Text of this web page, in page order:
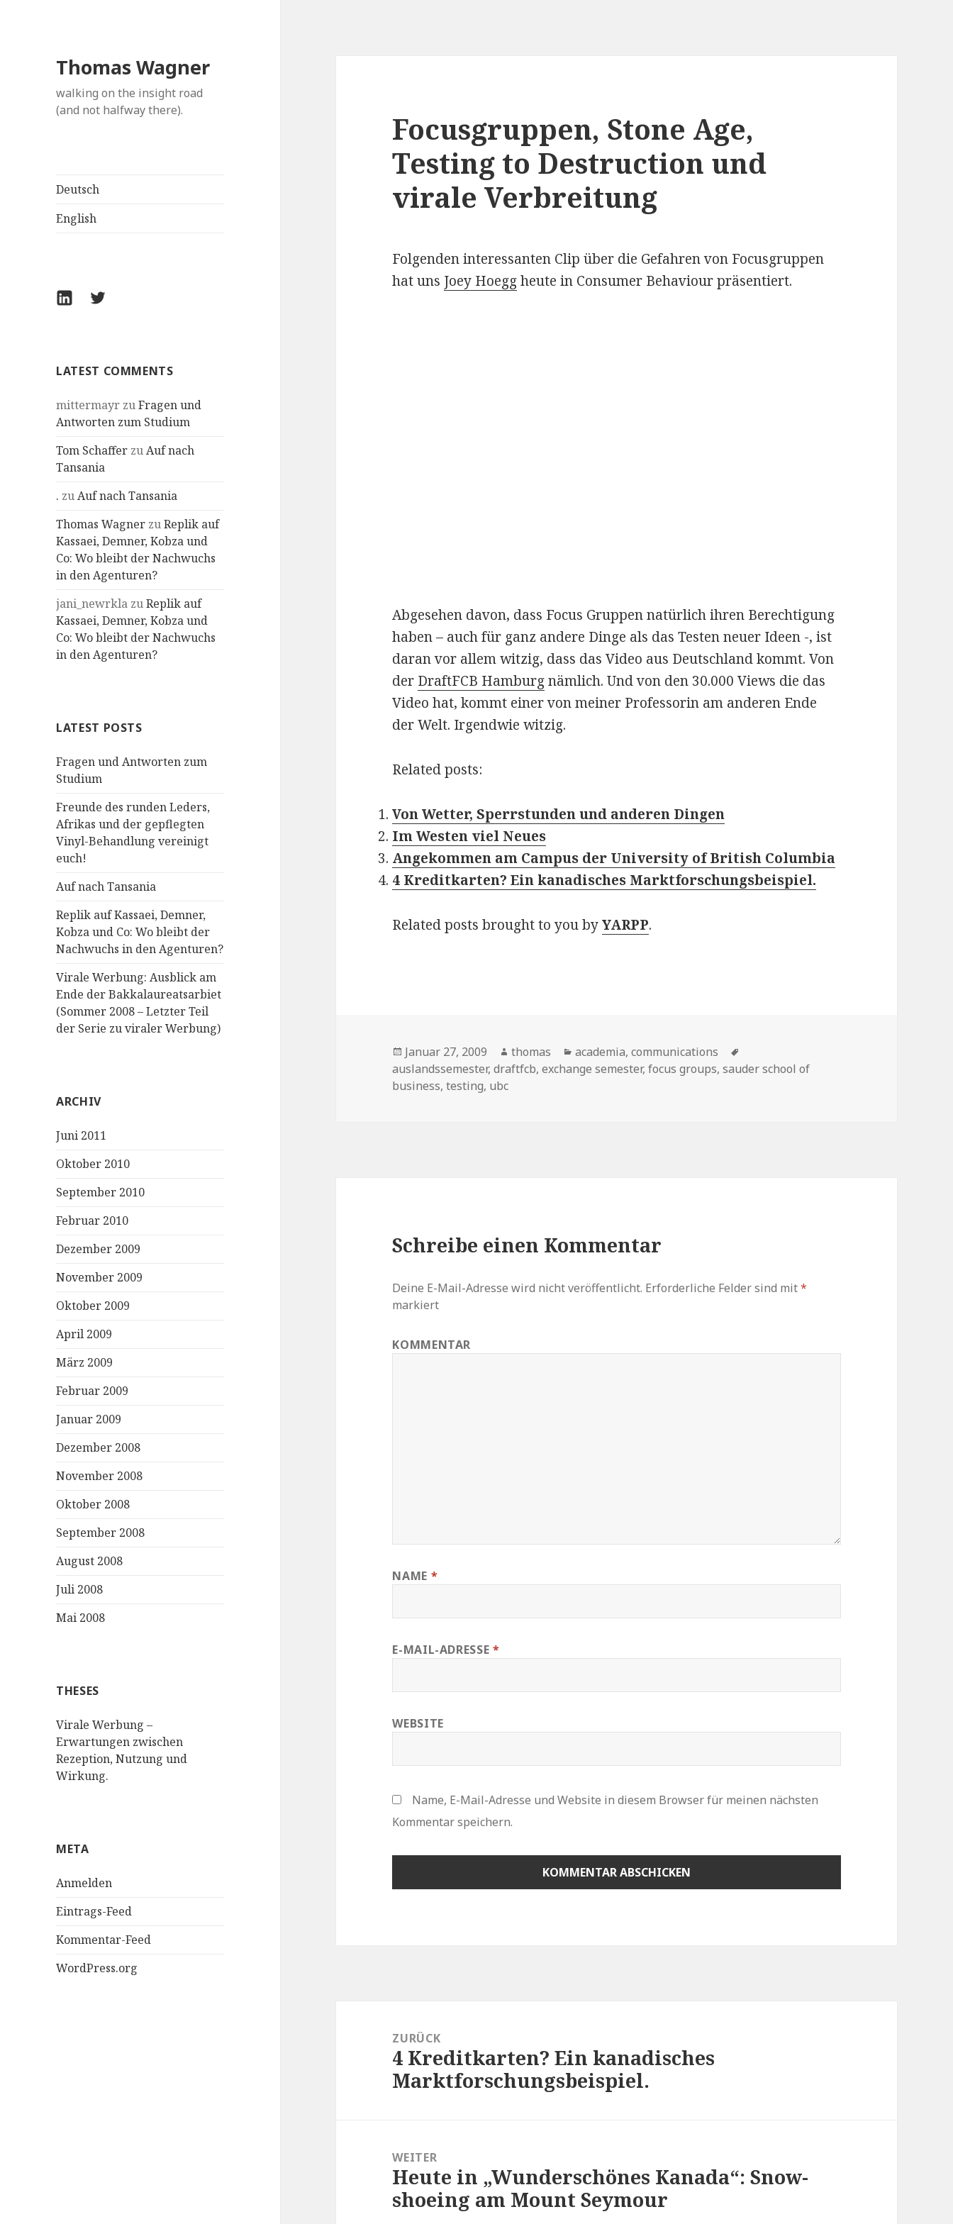
Thomas Wagner
walking on the insight road
(and not halfway there).
Deutsch
English
LinkedInTwitter
LATEST COMMENTS
mittermayr zuFragen und
Antworten zum Studium
Tom Schaffer zuAuf nach
Tansania
. zuAuf nach Tansania
Thomas Wagner zuReplik auf
Kassaei, Demner, Kobza und
Co: Wo bleibt der Nachwuchs
in den Agenturen?
jani_newrkla zuReplik auf
Kassaei, Demner, Kobza und
Co: Wo bleibt der Nachwuchs
in den Agenturen?
LATEST POSTS
Fragen und Antworten zum
Studium
Freunde des runden Leders,
Afrikas und der gepflegten
Vinyl-Behandlung vereinigt
euch!
Auf nach Tansania
Replik auf Kassaei, Demner,
Kobza und Co: Wo bleibt der
Nachwuchs in den Agenturen?
Virale Werbung: Ausblick am
Ende der Bakkalaureatsarbiet
(Sommer 2008 – Letzter Teil
der Serie zu viraler Werbung)
ARCHIV
Juni 2011
Oktober 2010
September 2010
Februar 2010
Dezember 2009
November 2009
Oktober 2009
April 2009
März 2009
Februar 2009
Januar 2009
Dezember 2008
November 2008
Oktober 2008
September 2008
August 2008
Juli 2008
Mai 2008
THESES
Virale Werbung –
Erwartungen zwischen
Rezeption, Nutzung und
Wirkung.
META
Anmelden
Eintrags-Feed
Kommentar-Feed
WordPress.org
Focusgruppen, Stone Age,
Testing to Destruction und
virale Verbreitung
Folgenden interessanten Clip über die Gefahren von Focusgruppen
hat uns Joey Hoeggheute in Consumer Behaviour präsentiert.
Abgesehen davon, dass Focus Gruppen natürlich ihren Berechtigung
haben – auch für ganz andere Dinge als das Testen neuer Ideen -, ist
daran vor allem witzig, dass das Video aus Deutschland kommt. Von
der DraftFCB Hamburgnämlich. Und von den 30.000 Views die das
Video hat, kommt einer von meiner Professorin am anderen Ende
der Welt. Irgendwie witzig.
Related posts:
Von Wetter, Sperrstunden und anderen Dingen
Im Westen viel Neues
Angekommen am Campus der University of British Columbia
4 Kreditkarten? Ein kanadisches Marktforschungsbeispiel.
Related posts brought to you byYARPP.
Veröffentlicht
am
Januar 27, 2009 Autor
thomas Kategorien
academia,communications
auslandssemester,draftfcb,exchange semester,focus groups,sauder school of
business,testing, ubc
Schreibe einen Kommentar
Deine E-Mail-Adresse wird nicht veröffentlicht. Erforderliche Felder sind mit*
markiert
KOMMENTAR
NAME *
E-MAIL-ADRESSE *
WEBSITE
Name, E-Mail-Adresse und Website in diesem Browser für meinen nächsten
Kommentar speichern.
ZURÜCK
Vorheriger
Beitrag:
4 Kreditkarten? Ein kanadisches
Marktforschungsbeispiel.
WEITER
Nächster
Beitrag:
Heute in „Wunderschönes Kanada“: Snow-
shoeing am Mount Seymour